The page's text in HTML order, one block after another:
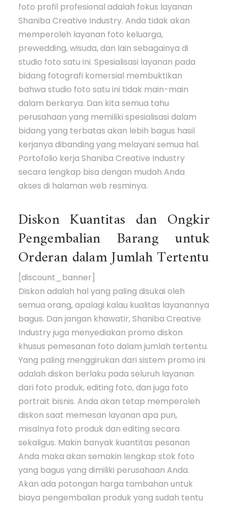
foto profil profesional adalah fokus layanan
Shaniba Creative Industry. Anda tidak akan
memperoleh layanan foto keluarga,
prewedding, wisuda, dan lain sebagainya di
studio foto satu ini. Spesialisasi layanan pada
bidang fotografi komersial membuktikan
bahwa studio foto satu ini tidak main-main
dalam berkarya. Dan kita semua tahu
perusahaan yang memiliki spesialisasi dalam
bidang yang terbatas akan lebih bagus hasil
kerjanya dibanding yang melayani semua hal.
Portofolio kerja Shaniba Creative Industry
secara lengkap bisa dengan mudah Anda
akses di halaman web resminya.
Diskon Kuantitas dan Ongkir
Pengembalian Barang untuk
Orderan dalam Jumlah Tertentu
[discount_banner]
Diskon adalah hal yang paling disukai oleh
semua orang, apalagi kalau kualitas layanannya
bagus. Dan jangan khawatir, Shaniba Creative
Industry juga menyediakan promo diskon
khusus pemesanan foto dalam jumlah tertentu.
Yang paling menggirukan dari sistem promo ini
adalah diskon berlaku pada seluruh layanan
dari foto produk, editing foto, dan juga foto
portrait bisnis. Anda akan tetap memperoleh
diskon saat memesan layanan apa pun,
misalnya foto produk dan editing secara
sekaligus. Makin banyak kuantitas pesanan
Anda maka akan semakin lengkap stok foto
yang bagus yang dimiliki perusahaan Anda.
Akan ada potongan harga tambahan untuk
biaya pengembalian produk yang sudah tentu